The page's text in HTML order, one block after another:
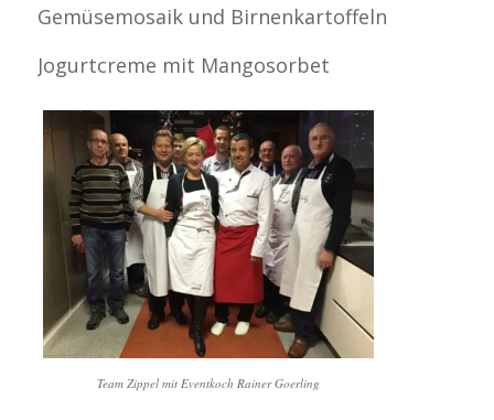
Gemüsemosaik und Birnenkartoffeln
Jogurtcreme mit Mangosorbet
Team Zippel mit Eventkoch Rainer Goerling